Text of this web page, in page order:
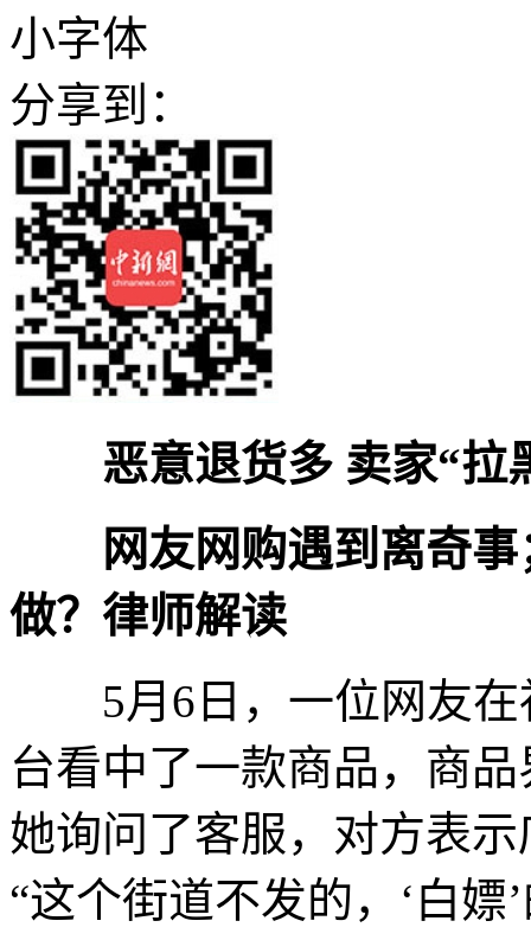
小字体
分享到：
恶意退货多 卖家“拉
网友网购遇到离奇
做？律师解读
5月6日，一位网友在
台看中了一款商品，商
她询问了客服，对方表
“这个街道不发的，‘白